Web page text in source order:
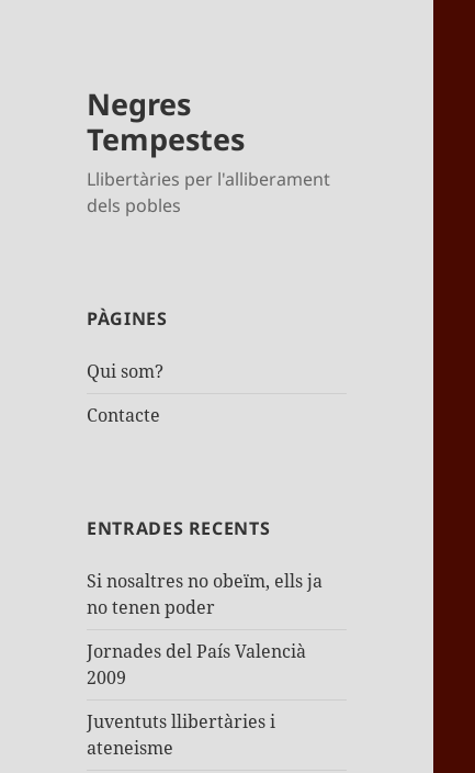
Negres
Tempestes
Llibertàries per l'alliberament
dels pobles
PÀGINES
Qui som?
Contacte
ENTRADES RECENTS
Si nosaltres no obeïm, ells ja
no tenen poder
Jornades del País Valencià
2009
Juventuts llibertàries i
ateneisme